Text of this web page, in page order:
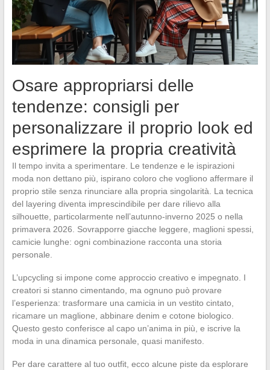
Osare appropriarsi delle
tendenze: consigli per
personalizzare il proprio look ed
esprimere la propria creatività
Il tempo invita a sperimentare. Le tendenze e le ispirazioni
moda non dettano più, ispirano coloro che vogliono affermare il
proprio stile senza rinunciare alla propria singolarità. La tecnica
del layering diventa imprescindibile per dare rilievo alla
silhouette, particolarmente nell’autunno-inverno 2025 o nella
primavera 2026. Sovrapporre giacche leggere, maglioni spessi,
camicie lunghe: ogni combinazione racconta una storia
personale.
L’upcycling si impone come approccio creativo e impegnato. I
creatori si stanno cimentando, ma ognuno può provare
l’esperienza: trasformare una camicia in un vestito cintato,
ricamare un maglione, abbinare denim e cotone biologico.
Questo gesto conferisce al capo un’anima in più, e iscrive la
moda in una dinamica personale, quasi manifesto.
Per dare carattere al tuo outfit, ecco alcune piste da esplorare